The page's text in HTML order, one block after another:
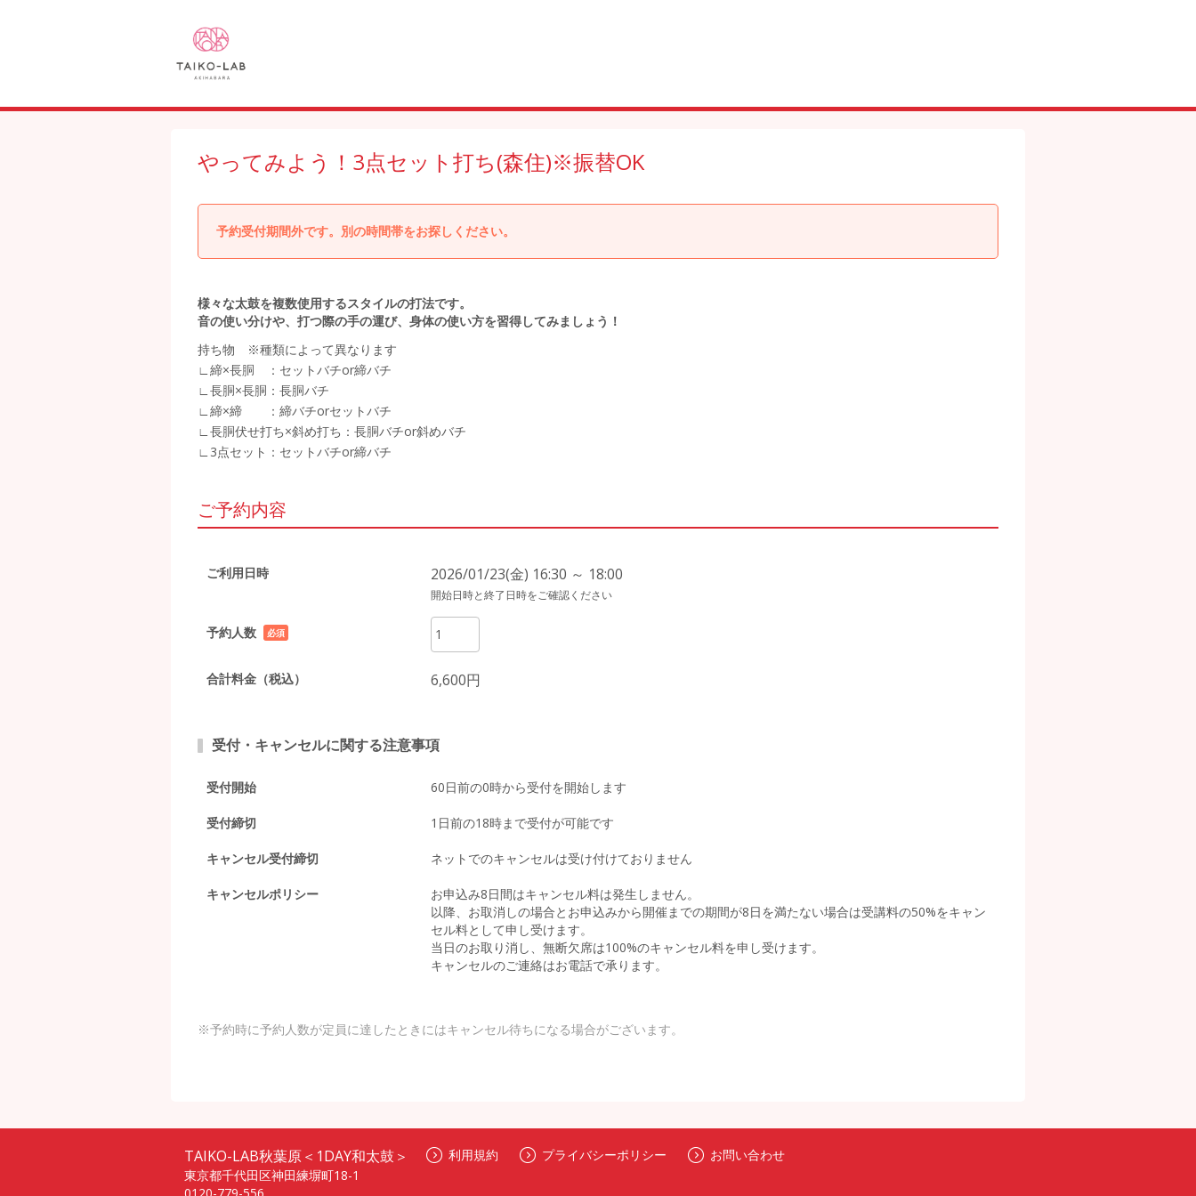
やってみよう！3点セット打ち(森住)※振替OK
予約受付期間外です。別の時間帯をお探しください。
様々な太鼓を複数使用するスタイルの打法です。
音の使い分けや、打つ際の手の運び、身体の使い方を習得してみましょう！
持ち物 ※種類によって異なります
∟締×長胴 ：セットバチor締バチ
∟長胴×長胴：長胴バチ
∟締×締 ：締バチorセットバチ
∟長胴伏せ打ち×斜め打ち：長胴バチor斜めバチ
∟3点セット：セットバチor締バチ
ご予約内容
ご利用日時 2026/01/23(金) 16:30 ～ 18:00
開始日時と終了日時をご確認ください
予約人数
必須
合計料金（税込） 6,600円
受付・キャンセルに関する注意事項
受付開始 60日前の0時から受付を開始します
受付締切 1日前の18時まで受付が可能です
キャンセル受付締切 ネットでのキャンセルは受け付けておりません
キャンセルポリシー
お申込み8日間はキャンセル料は発生しません。
以降、お取消しの場合とお申込みから開催までの期間が8日を満たない場合は受講料の50%をキャン
セル料として申し受けます。
当日のお取り消し、無断欠席は100%のキャンセル料を申し受けます。
キャンセルのご連絡はお電話で承ります。
※予約時に予約人数が定員に達したときにはキャンセル待ちになる場合がございます。
TAIKO-LAB秋葉原＜1DAY和太鼓＞
東京都千代田区神田練塀町18-1
利用規約 プライバシーポリシー お問い合わせ